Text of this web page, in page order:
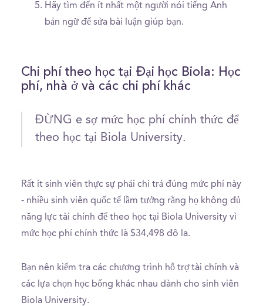
Hãy tìm đến ít nhất một người nói tiếng Anh
bản ngữ để sửa bài luận giúp bạn.
Chi phí theo học tại Đại học Biola: Học
phí, nhà ở và các chi phí khác
ĐỪNG e sợ mức học phí chính thức để
theo học tại Biola University.
Rất ít sinh viên thực sự phải chi trả đúng mức phí này
- nhiều sinh viên quốc tế lầm tưởng rằng họ không đủ
năng lực tài chính để theo học tại Biola University vì
mức học phí chính thức là $34,498 đô la.
Bạn nên kiểm tra các chương trình hỗ trợ tài chính và
các lựa chọn học bổng khác nhau dành cho sinh viên
Biola University.